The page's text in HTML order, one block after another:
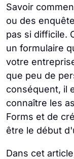
Savoir
ou des
pas si difficile.
un formulaire
votre
que peu de
conséquent, il
connaître les
Forms et de
être le début
Dans cet